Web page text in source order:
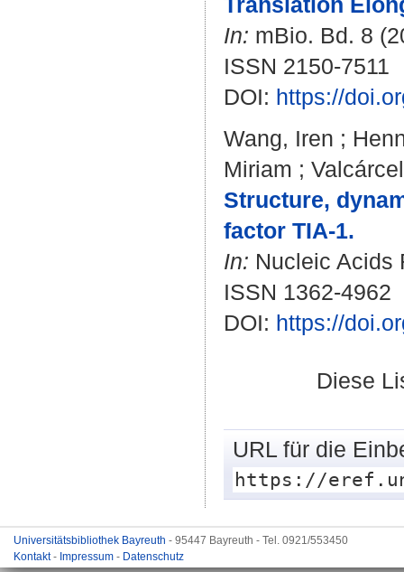
In: mBio. Bd. 8
ISSN 2150-7511
DOI: https://
Wang, Iren ;
Miriam ;
Structure,
factor TIA-1.
In: Nucleic Acids
ISSN 1362-4962
DOI: https://
Diese
URL für die
https://
Universitätsbibliothek Bayreuth - 95447 Bayreuth - Tel. 0921/553450
Kontakt- Impressum - Datenschutz